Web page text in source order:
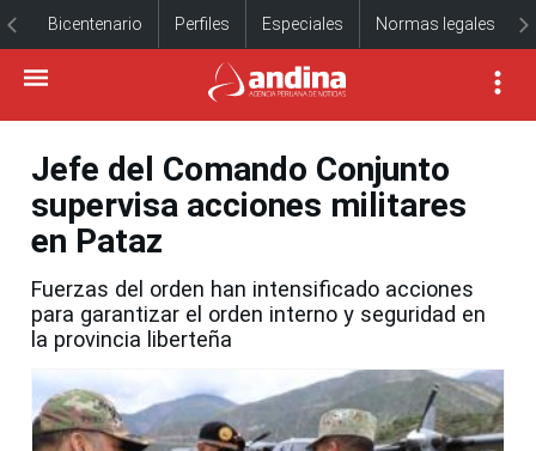
Bicentenario Perfiles Especiales Normas legales
Jefe del Comando Conjunto
supervisa acciones militares
en Pataz
Fuerzas del orden han intensificado acciones
para garantizar el orden interno y seguridad en
la provincia liberteña